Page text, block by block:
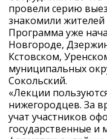
провели серию
знакомили
Программа уже
Новгороде,
Кстовском,
муниципальных
Сокольский.
«Лекции
нижегородцев. За
учат участников
государственные и